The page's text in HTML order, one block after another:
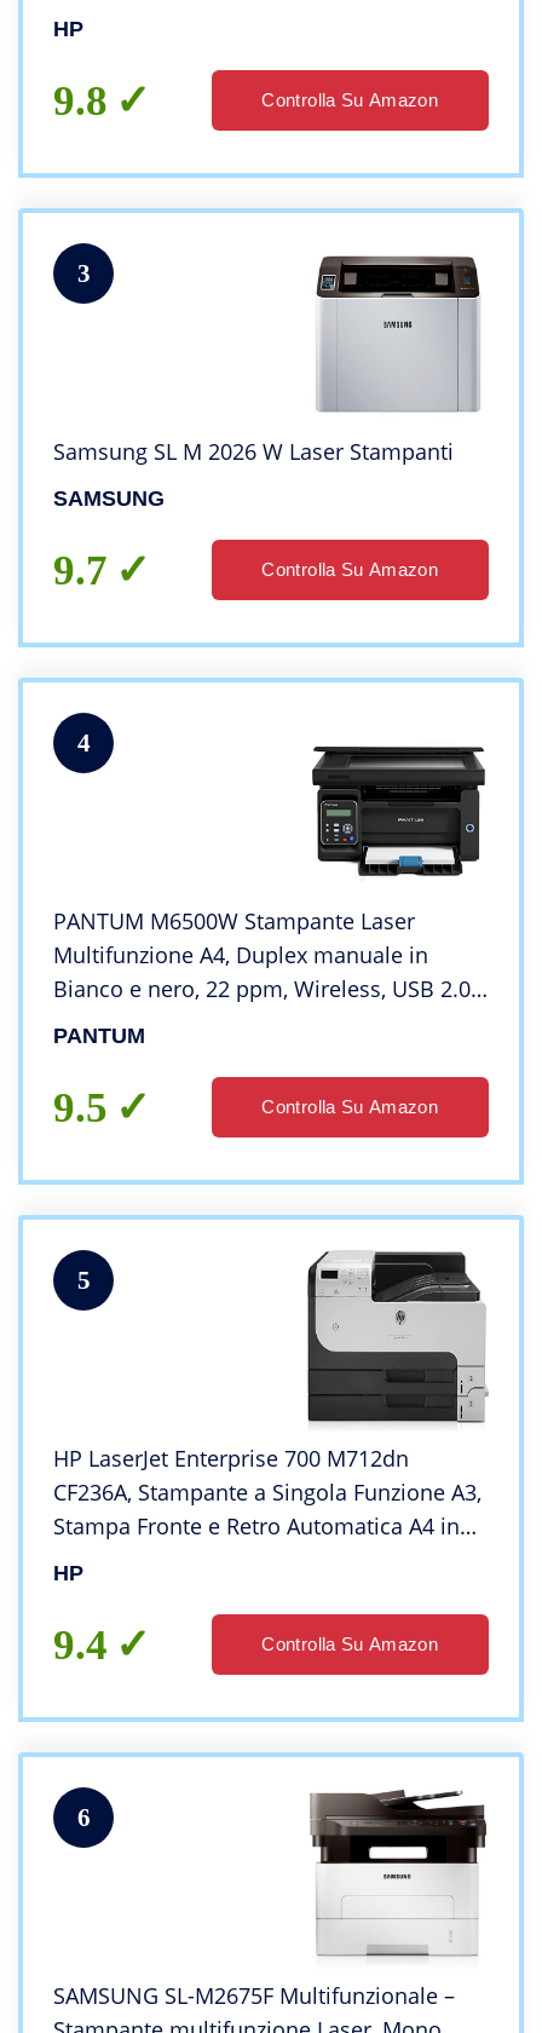
ppm, Wi-Fi, HP Smart, 6 Mesi di Piano
HP
9.8 Controlla Su Amazon
3
Samsung SL M 2026 W Laser Stampanti
SAMSUNG
9.7 Controlla Su Amazon
4
PANTUM M6500W Stampante Laser
Multifunzione A4, Duplex manuale in
Bianco e nero, 22 ppm, Wireless, USB 2.0,
Risoluzione1200x1200dpi (Stampa, Copia e
PANTUM
9.5 Controlla Su Amazon
5
HP LaserJet Enterprise 700 M712dn
CF236A, Stampante a Singola Funzione A3,
Stampa Fronte e Retro Automatica A4 in
b/n, 41 ppm, USB, Gigabit Ethernet, HP
HP
9.4 Controlla Su Amazon
6
SAMSUNG SL-M2675F Multifunzionale –